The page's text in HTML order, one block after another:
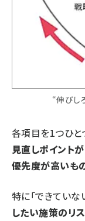
“伸びし
各項目を1つひと
見直しポイント
優先度が高いも
特に「できていな
したい施策のリス